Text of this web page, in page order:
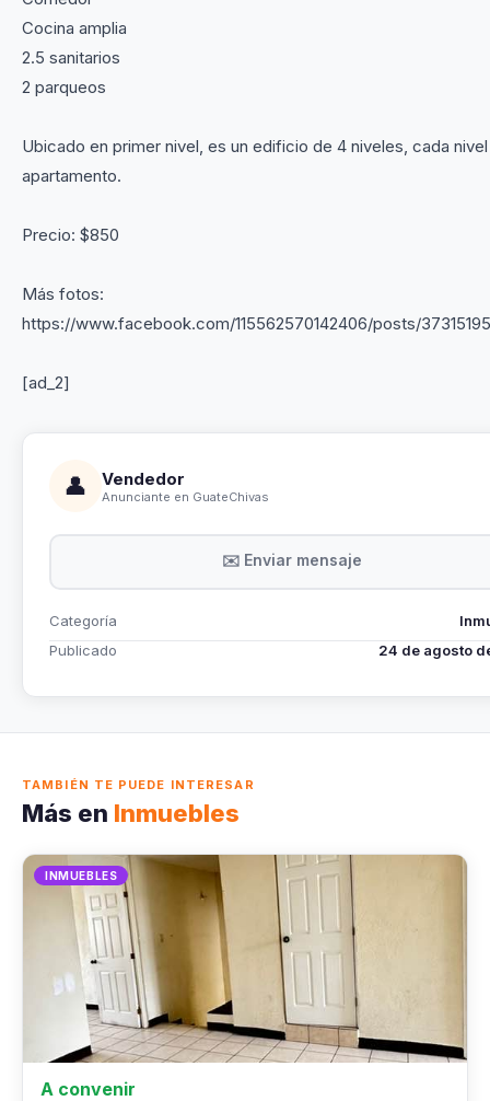
Cocina amplia
2.5 sanitarios
2 parqueos
Ubicado en primer nivel, es un edificio de 4 niveles, cada nivel
apartamento.
Precio: $850
Más fotos:
https://www.facebook.com/115562570142406/posts/
[ad_2]
👤 Vendedor
Anunciante en GuateChivas
✉️ Enviar mensaje
Categoría
Publicado
24 de agosto
TAMBIÉN TE PUEDE INTERESAR
Más en Inmuebles
INMUEBLES
A convenir